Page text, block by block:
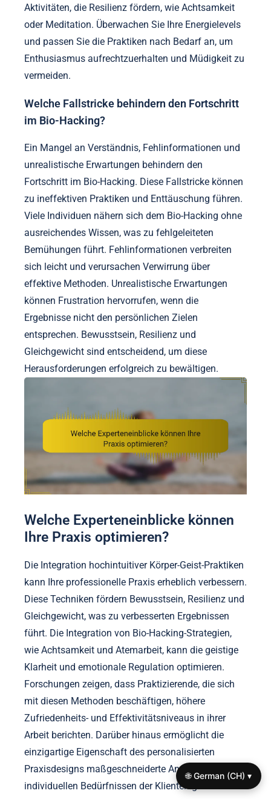
Aktivitäten, die Resilienz fördern, wie Achtsamkeit
oder Meditation. Überwachen Sie Ihre Energielevels
und passen Sie die Praktiken nach Bedarf an, um
Enthusiasmus aufrechtzuerhalten und Müdigkeit zu
vermeiden.
Welche Fallstricke behindern den Fortschritt
im Bio-Hacking?
Ein Mangel an Verständnis, Fehlinformationen und
unrealistische Erwartungen behindern den
Fortschritt im Bio-Hacking. Diese Fallstricke können
zu ineffektiven Praktiken und Enttäuschung führen.
Viele Individuen nähern sich dem Bio-Hacking ohne
ausreichendes Wissen, was zu fehlgeleiteten
Bemühungen führt. Fehlinformationen verbreiten
sich leicht und verursachen Verwirrung über
effektive Methoden. Unrealistische Erwartungen
können Frustration hervorrufen, wenn die
Ergebnisse nicht den persönlichen Zielen
entsprechen. Bewusstsein, Resilienz und
Gleichgewicht sind entscheidend, um diese
Herausforderungen erfolgreich zu bewältigen.
Welche Experteneinblicke können
Ihre Praxis optimieren?
Die Integration hochintuitiver Körper-Geist-Praktiken
kann Ihre professionelle Praxis erheblich verbessern.
Diese Techniken fördern Bewusstsein, Resilienz und
Gleichgewicht, was zu verbesserten Ergebnissen
führt. Die Integration von Bio-Hacking-Strategien,
wie Achtsamkeit und Atemarbeit, kann die geistige
Klarheit und emotionale Regulation optimieren.
Forschungen zeigen, dass Praktizierende, die sich
mit diesen Methoden beschäftigen, höhere
Zufriedenheits- und Effektivitätsniveaus in ihrer
Arbeit berichten. Darüber hinaus ermöglicht die
einzigartige Eigenschaft des personalisierten
Praxisdesigns maßgeschneiderte Ansätze, die den
individuellen Bedürfnissen der Klienten gerecht
🌐 German (CH) ▾